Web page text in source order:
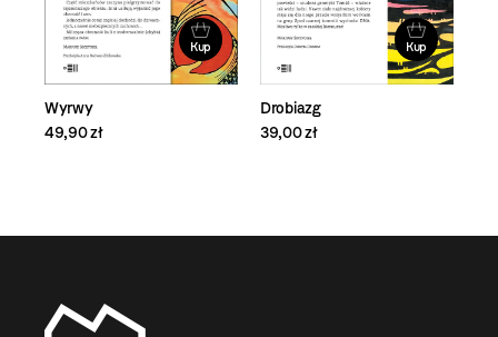
Kup
Wyrwy
49,90 zł
Kup
Drobiazg
39,00 zł